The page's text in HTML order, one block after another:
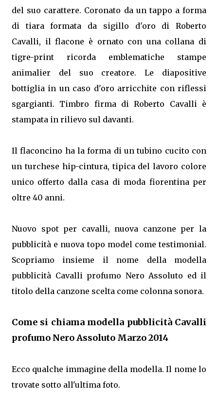
del suo carattere. Coronato da un tappo a forma
di tiara formata da sigillo d'oro di Roberto
Cavalli, il flacone è ornato con una collana di
tigre-print ricorda emblematiche stampe
animalier del suo creatore. Le diapositive
bottiglia in un caso d'oro arricchite con riflessi
sgargianti. Timbro firma di Roberto Cavalli è
stampata in rilievo sul davanti.
Il flaconcino ha la forma di un tubino cucito con
un turchese hip-cintura, tipica del lavoro colore
unico offerto dalla casa di moda fiorentina per
oltre 40 anni.
Nuovo spot per cavalli, nuova canzone per la
pubblicità e nuova topo model come testimonial.
Scopriamo insieme il nome della modella
pubblicità Cavalli profumo Nero Assoluto ed il
titolo della canzone scelta come colonna sonora.
Come si chiama modella pubblicità Cavalli
profumo Nero Assoluto Marzo 2014
Ecco qualche immagine della modella. Il nome lo
trovate sotto all'ultima foto.